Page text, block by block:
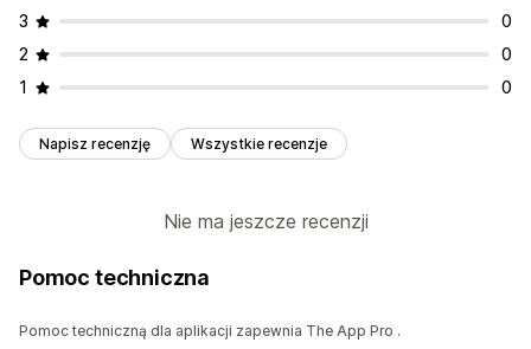
3
0
2
0
1
0
Napisz recenzję Wszystkie recenzje
Nie ma jeszcze recenzji
Pomoc techniczna
Pomoc techniczną dla aplikacji zapewnia The App Pro .